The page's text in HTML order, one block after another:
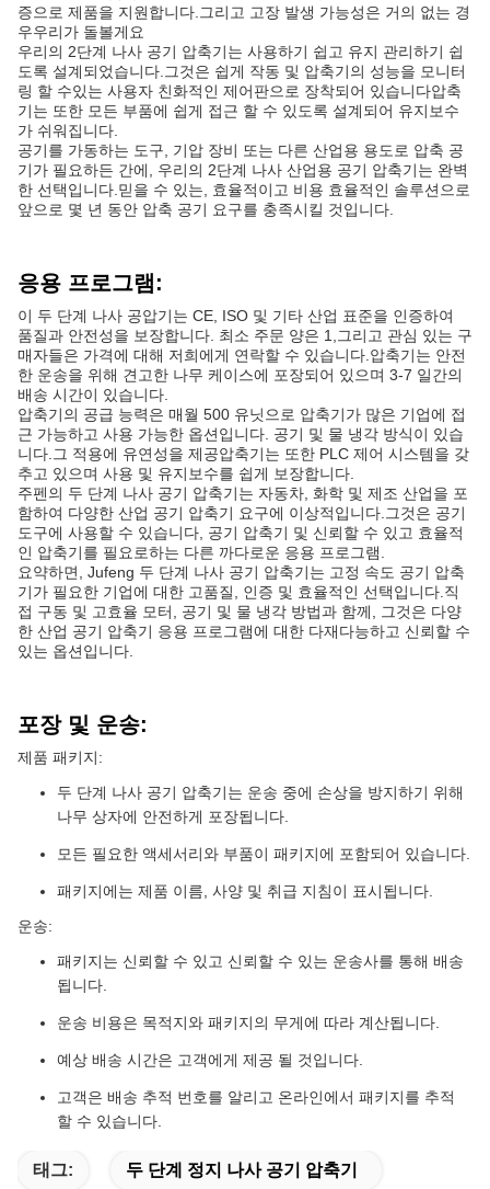
증으로 제품을 지원합니다.그리고 고장 발생 가능성은 거의 없는 경
우우리가 돌볼게요
우리의 2단계 나사 공기 압축기는 사용하기 쉽고 유지 관리하기 쉽
도록 설계되었습니다.그것은 쉽게 작동 및 압축기의 성능을 모니터
링 할 수있는 사용자 친화적인 제어판으로 장착되어 있습니다압축
기는 또한 모든 부품에 쉽게 접근 할 수 있도록 설계되어 유지보수
가 쉬워집니다.
공기를 가동하는 도구, 기압 장비 또는 다른 산업용 용도로 압축 공
기가 필요하든 간에, 우리의 2단계 나사 산업용 공기 압축기는 완벽
한 선택입니다.믿을 수 있는, 효율적이고 비용 효율적인 솔루션으로
앞으로 몇 년 동안 압축 공기 요구를 충족시킬 것입니다.
응용 프로그램:
이 두 단계 나사 공압기는 CE, ISO 및 기타 산업 표준을 인증하여
품질과 안전성을 보장합니다. 최소 주문 양은 1,그리고 관심 있는 구
매자들은 가격에 대해 저희에게 연락할 수 있습니다.압축기는 안전
한 운송을 위해 견고한 나무 케이스에 포장되어 있으며 3-7 일간의
배송 시간이 있습니다.
압축기의 공급 능력은 매월 500 유닛으로 압축기가 많은 기업에 접
근 가능하고 사용 가능한 옵션입니다. 공기 및 물 냉각 방식이 있습
니다.그 적용에 유연성을 제공압축기는 또한 PLC 제어 시스템을 갖
추고 있으며 사용 및 유지보수를 쉽게 보장합니다.
주펜의 두 단계 나사 공기 압축기는 자동차, 화학 및 제조 산업을 포
함하여 다양한 산업 공기 압축기 요구에 이상적입니다.그것은 공기
도구에 사용할 수 있습니다, 공기 압축기 및 신뢰할 수 있고 효율적
인 압축기를 필요로하는 다른 까다로운 응용 프로그램.
요약하면, Jufeng 두 단계 나사 공기 압축기는 고정 속도 공기 압축
기가 필요한 기업에 대한 고품질, 인증 및 효율적인 선택입니다.직
접 구동 및 고효율 모터, 공기 및 물 냉각 방법과 함께, 그것은 다양
한 산업 공기 압축기 응용 프로그램에 대한 다재다능하고 신뢰할 수
있는 옵션입니다.
포장 및 운송:
제품 패키지:
두 단계 나사 공기 압축기는 운송 중에 손상을 방지하기 위해
나무 상자에 안전하게 포장됩니다.
모든 필요한 액세서리와 부품이 패키지에 포함되어 있습니다.
패키지에는 제품 이름, 사양 및 취급 지침이 표시됩니다.
운송:
패키지는 신뢰할 수 있고 신뢰할 수 있는 운송사를 통해 배송
됩니다.
운송 비용은 목적지와 패키지의 무게에 따라 계산됩니다.
예상 배송 시간은 고객에게 제공 될 것입니다.
고객은 배송 추적 번호를 알리고 온라인에서 패키지를 추적
할 수 있습니다.
태그: 두 단계 정지 나사 공기 압축기